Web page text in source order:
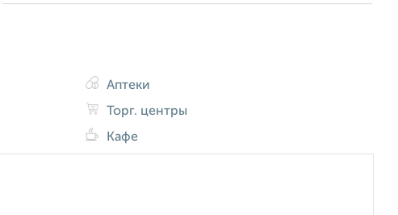
Аптеки
Торг. центры
Кафе